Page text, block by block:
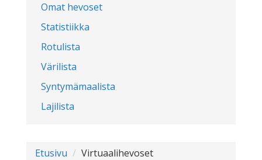
Omat hevoset
Statistiikka
Rotulista
Värilista
Syntymämaalista
Lajilista
Etusivu Virtuaalihevoset